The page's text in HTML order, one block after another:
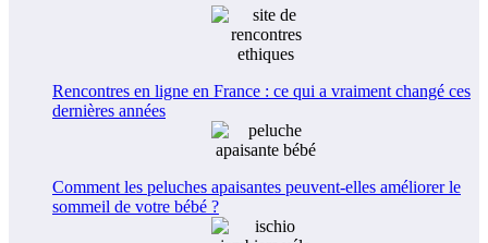
Rencontres en ligne en France : ce qui a vraiment changé ces
dernières années
Comment les peluches apaisantes peuvent-elles améliorer le
sommeil de votre bébé ?